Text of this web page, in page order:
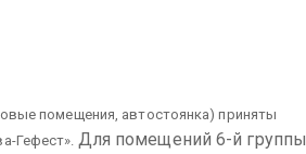
помещения, автостоянка) приняты
Гефест». Для помещений 6-й группы